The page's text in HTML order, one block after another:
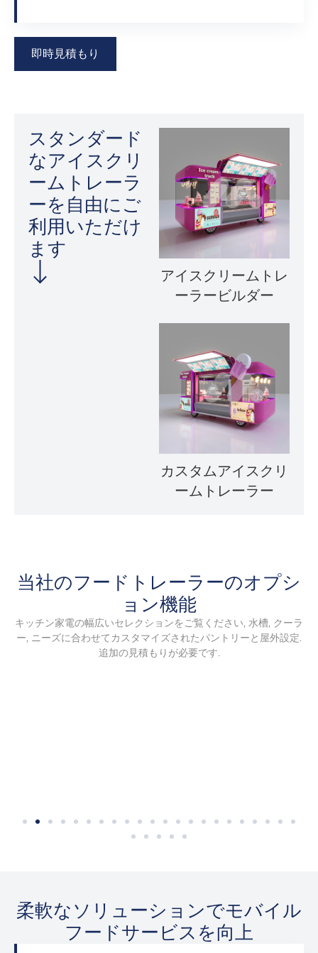
即時見積もり
スタンダード
なアイスクリ
ームトレーラ
ーを自由にご
利用いただけ
ます
アイスクリームトレ
ーラービルダー
カスタムアイスクリ
ームトレーラー
当社のフードトレーラーのオプシ
ョン機能
キッチン家電の幅広いセレクションをご覧ください, 水槽, クーラ
ー, ニーズに合わせてカスタマイズされたパントリーと屋外設定.
追加の見積もりが必要です.
柔軟なソリューションでモバイル
フードサービスを向上